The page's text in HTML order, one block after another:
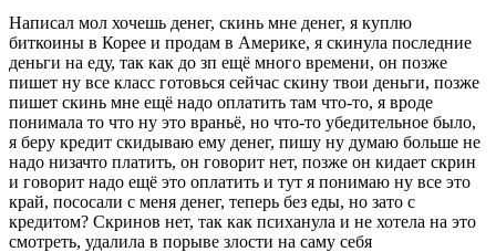
Написал мол хочешь денег, скинь мне денег, я куплю
биткоины в Корее и продам в Америке, я скинула последние
деньги на еду, так как до зп ещё много времени, он позже
пишет ну все класс готовься сейчас скину твои деньги, позже
пишет скинь мне ещё надо оплатить там что-то, я вроде
понимала то что ну это враньё, но что-то убедительное было,
я беру кредит скидываю ему денег, пишу ну думаю больше не
надо низачто платить, он говорит нет, позже он кидает скрин
и говорит надо ещё это оплатить и тут я понимаю ну все это
край, пососали с меня денег, теперь без еды, но зато с
кредитом? Скринов нет, так как психанула и не хотела на это
смотреть, удалила в порыве злости на саму себя